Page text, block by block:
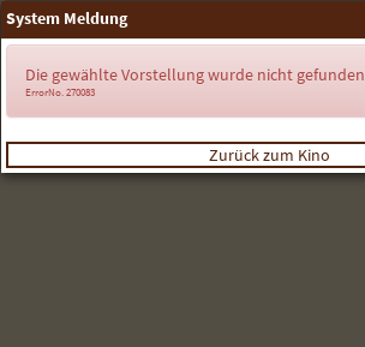
System Meldung
Die gewählte Vorstellung wurde nicht gefunden
ErrorNo. 270083
Zurück zum Kino